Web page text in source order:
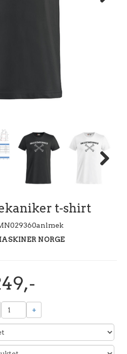
t-shirt
NORGE
+